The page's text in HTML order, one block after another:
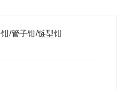
/管子钳/链型钳